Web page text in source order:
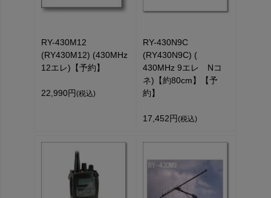
RY-430M12
(RY430M12) (430MHz
12エレ)【予約】
22,990円 (税込)
RY-430N9C
(RY430N9C) (
430MHz 9エレ Nコ
ネ)【約80cm】【予
約】
17,452円 (税込)